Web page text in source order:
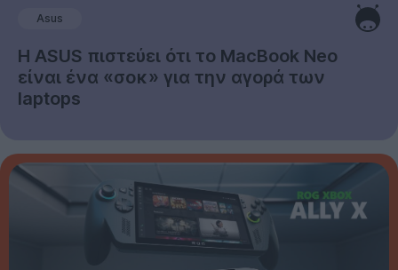
Asus
Η ASUS πιστεύει ότι το MacBook Neo
είναι ένα «σοκ» για την αγορά των
laptops